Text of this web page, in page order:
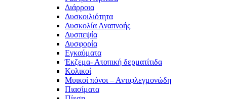
Διάρροια
Δυσκοιλιότητα
Δυσκολία Αναπνοής
Δυσπεψία
Δυσφορία
Εγκαύματα
Έκζεμα- Ατοπική δερματίτιδα
Κολικοί
Μυικοί πόνοι – Αντιφλεγμονώδη
Πιασίματα